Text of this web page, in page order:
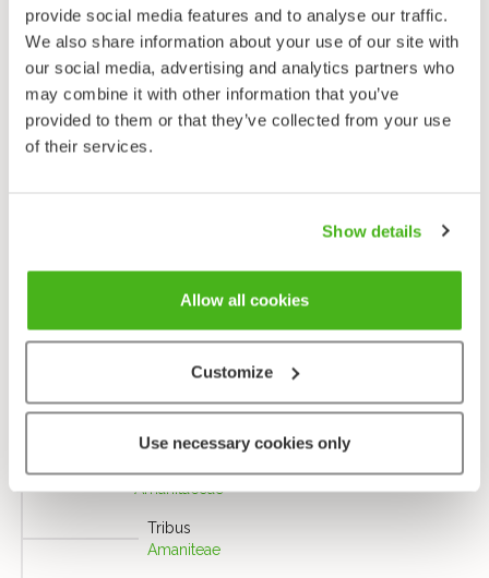
provide social media features and to analyse our traffic.
We also share information about your use of our site with
our social media, advertising and analytics partners who
may combine it with other information that you’ve
provided to them or that they’ve collected from your use
of their services.
Show details
Allow all cookies
Customize
Use necessary cookies only
Lähetä palautetta!
Huomio!
Ennen sienten maistamista tai syömistä täytyy olla
muita lähdeteoksia. Tekijät eivät vastaa mahdollisten
Alalahko
Amanitaceae
Tribus
Amaniteae